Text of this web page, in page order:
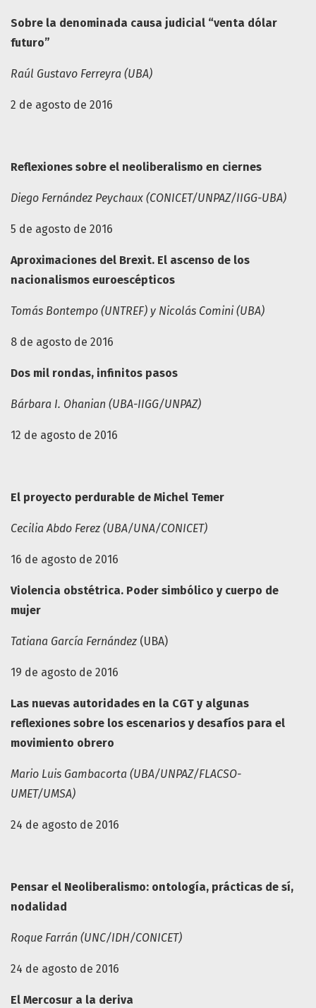
Sobre la denominada causa judicial “venta dólar
futuro”
Raúl Gustavo Ferreyra (UBA)
2 de agosto de 2016
Reflexiones sobre el neoliberalismo en ciernes
Diego Fernández Peychaux (CONICET/UNPAZ/IIGG-UBA)
5 de agosto de 2016
Aproximaciones del Brexit. El ascenso de los
nacionalismos euroescépticos
Tomás Bontempo (UNTREF) y Nicolás Comini (UBA)
8 de agosto de 2016
Dos mil rondas, infinitos pasos
Bárbara I. Ohanian (UBA-IIGG/UNPAZ)
12 de agosto de 2016
El proyecto perdurable de Michel Temer
Cecilia Abdo Ferez (UBA/UNA/CONICET)
16 de agosto de 2016
Violencia obstétrica. Poder simbólico y cuerpo de
mujer
Tatiana García Fernández (UBA)
19 de agosto de 2016
Las nuevas autoridades en la CGT y algunas
reflexiones sobre los escenarios y desafíos para el
movimiento obrero
Mario Luis Gambacorta (UBA/UNPAZ/FLACSO-
UMET/UMSA)
24 de agosto de 2016
Pensar el Neoliberalismo: ontología, prácticas de sí,
nodalidad
Roque Farrán (UNC/IDH/CONICET)
24 de agosto de 2016
El Mercosur a la deriva